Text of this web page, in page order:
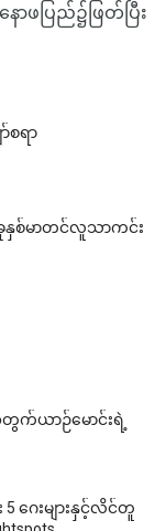
ဖပြည်၌ဖြတ်ပြီး
စရာ
ခုနှစ်မာတင်လူသာကင်း
က်ယာဉ်မောင်းရဲ့
ဂေးများနှင့်လိင်တူ